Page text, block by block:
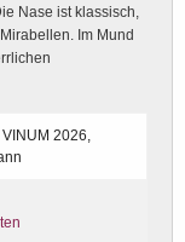
Nase ist klassisch,
Im Mund
2026,